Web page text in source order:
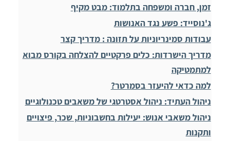
זמן, חברה ומשפחה בתלמוד: מבט מקיף
ג'נוסייד: פשע נגד האנושות
עבודות סמינריוניות על תזונה : מדריך קצר
מדריך הישרדות: כלים פרקטיים להצלחה בקורס מבוא
למתמטיקה
למה כדאי להיעזר בסמרטר?
ניהול העתיד: ניהול אסטרטגי של משאבים טכנולוגיים
ניהול משאבי אנוש: יעילות בחשבוניות, שכר, פיצויים
ותקנות